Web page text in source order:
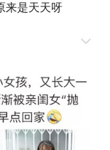
来是天天呀